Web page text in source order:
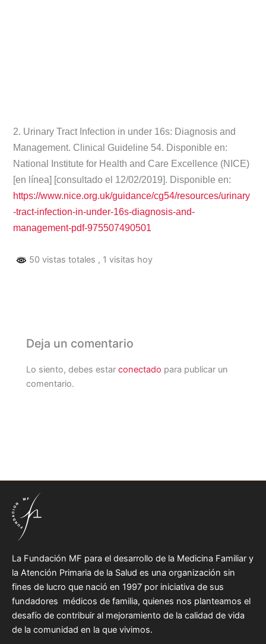
2. Urinary Tract Infection in under 16s: Diagnosis and
Management. Clinical Guideline 54. Disponible en:
National Institute for Health and Care Excellence (NICE)
[en línea] [consultado el 12/02/2019]. Disponible en:
https://www.nice.org.uk/guidance/cg54/resources/urinary
-tract-infection-in-under-16s-diagnosis-and-
management-pdf-975507490501
50 vistas totales , 1 visitas hoy
Deja un comentario
Lo siento, debes estarconectado para publicar un
comentario.
La Fundación MF para el desarrollo de la Medicina Familiar y
la Atención Primaria de la Salud es una organización sin
fines de lucro que nació en 1997 por iniciativa de sus
fundadores médicos de familia, quienes nos planteamos el
desafío de contribuir al mejoramiento de la calidad de vida
de la comunidad en la que vivimos.